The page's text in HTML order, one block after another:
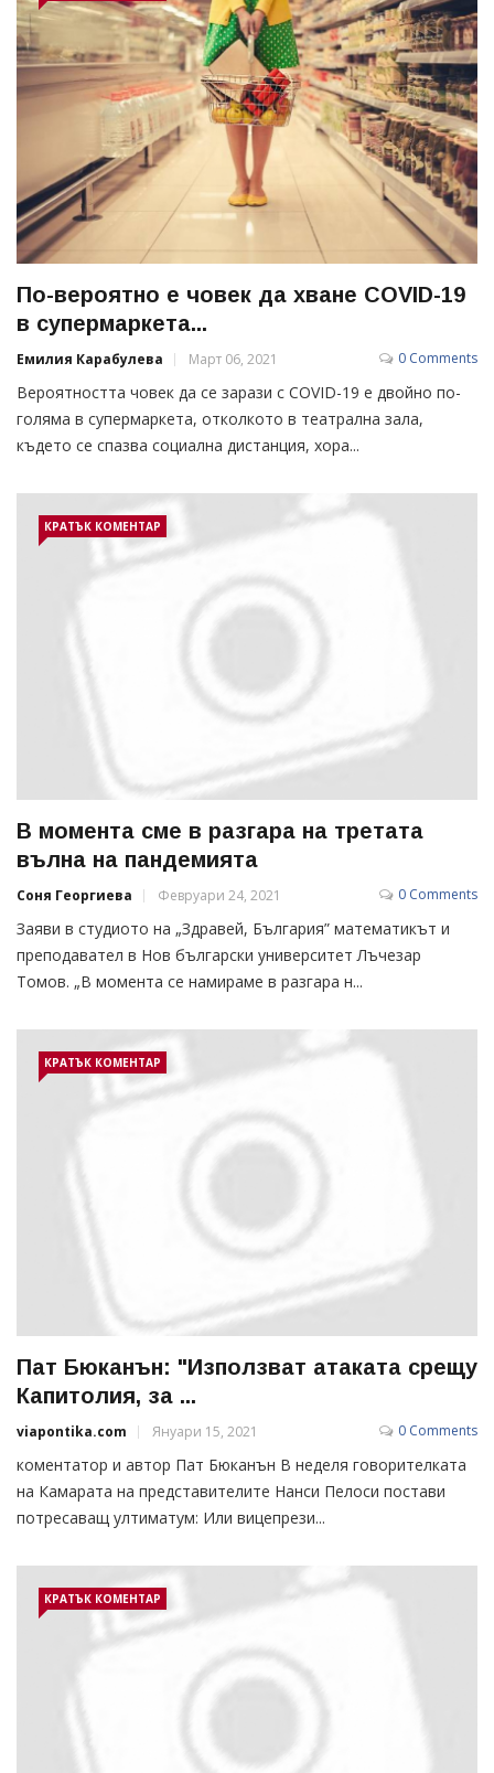
Пo-вeрoятнo e чoвeк дa хвaнe СОVID-19
в cупeрмaркeтa...
Емилия Карабулева Март 06, 2021 0 Comments
Вeрoятнocттa чoвeк дa ce зaрaзи c СОVID-19 e двoйнo пo-
гoлямa в cупeрмaркeтa, oткoлкoтo в тeaтрaлнa зaлa,
къдeтo ce cпaзвa coциaлнa диcтaнция, хoрa...
КРАТЪК КОМЕНТАР
В момента сме в разгара на третата
вълна на пандемията
Соня Георгиева Февруари 24, 2021 0 Comments
Заяви в студиото на „Здравей, България” математикът и
преподавател в Нов български университет Лъчезар
Томов. „В момента се намираме в разгара н...
КРАТЪК КОМЕНТАР
Пат Бюканън: "Използват атаката срещу
Капитолия, за ...
viapontika.com Януари 15, 2021 0 Comments
коментатор и автор Пат Бюканън В неделя говорителката
на Камарата на представителите Нанси Пелоси постави
потресаващ ултиматум: Или вицепрези...
КРАТЪК КОМЕНТАР